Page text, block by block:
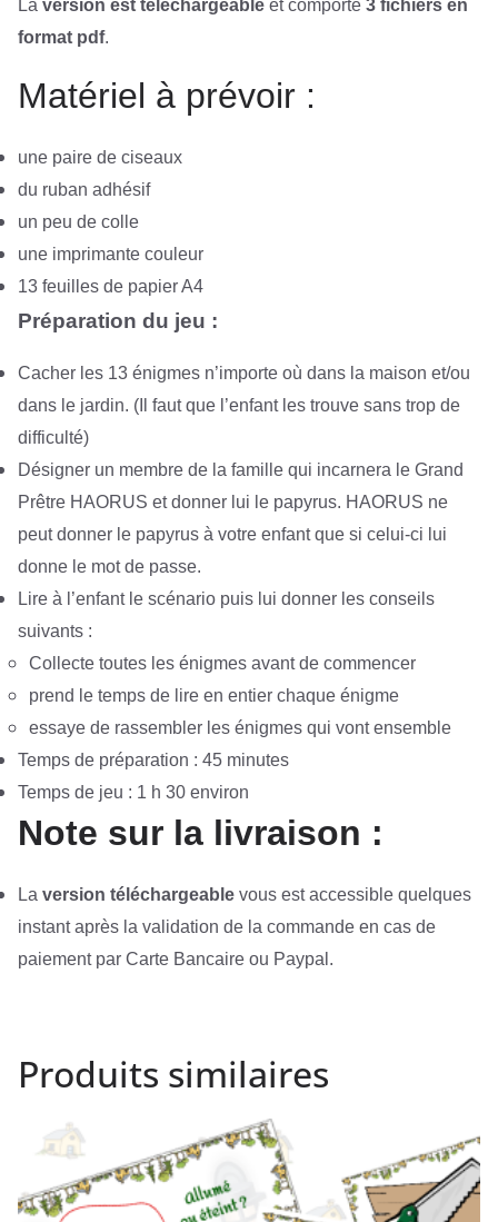
La version est téléchargeable et comporte 3 fichiers en
format pdf.
Matériel à prévoir :
une paire de ciseaux
du ruban adhésif
un peu de colle
une imprimante couleur
13 feuilles de papier A4
Préparation du jeu :
Cacher les 13 énigmes n’importe où dans la maison et/ou
dans le jardin. (Il faut que l’enfant les trouve sans trop de
difficulté)
Désigner un membre de la famille qui incarnera le Grand
Prêtre HAORUS et donner lui le papyrus. HAORUS ne
peut donner le papyrus à votre enfant que si celui-ci lui
donne le mot de passe.
Lire à l’enfant le scénario puis lui donner les conseils
suivants :
Collecte toutes les énigmes avant de commencer
prend le temps de lire en entier chaque énigme
essaye de rassembler les énigmes qui vont ensemble
Temps de préparation : 45 minutes
Temps de jeu : 1 h 30 environ
Note sur la livraison :
La version téléchargeable vous est accessible quelques
instant après la validation de la commande en cas de
paiement par Carte Bancaire ou Paypal.
Produits similaires